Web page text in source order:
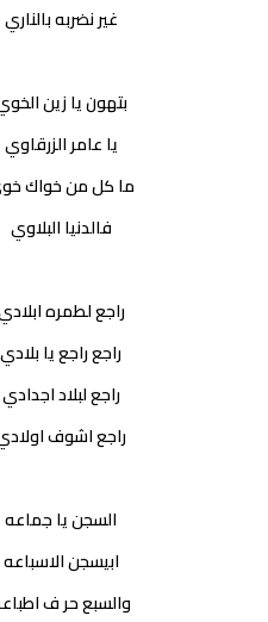
غير نضربه بالناري
بتهون يا زين
يا عامر الزرقاوي
ما كل من خواك
فالدنيا البلاوي
راجع لطمره
راجع راجع يا بلادي
راجع لبلاد اجدادي
راجع اشوف
السجن يا جماعه
ابيسجن الاسباعه
والسبع حر ف